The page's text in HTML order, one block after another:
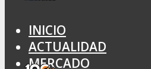
INICIO
ACTUALIDAD
MERCADO